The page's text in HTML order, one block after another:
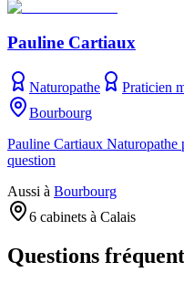
Pauline Cartiaux
Naturopathe
Praticien
Bourbourg
Pauline Cartiaux Naturopathe
question
Aussi à Bourbourg
6 cabinets à Calais
Questions